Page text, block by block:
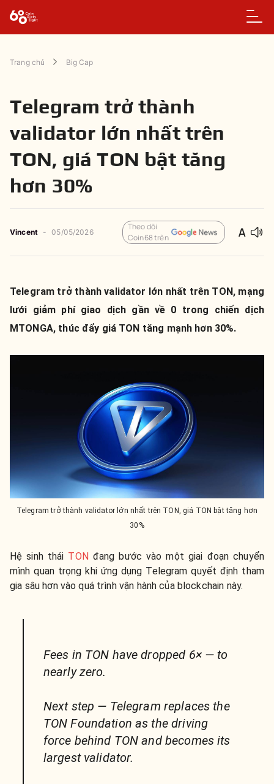
Trang chủ Big Cap
Telegram trở thành
validator lớn nhất trên
TON, giá TON bật tăng
hơn 30%
Vincent - 05/05/2026
Theo dõi
Coin68 trên
Telegram trở thành validator lớn nhất trên TON, mạng
lưới giảm phí giao dịch gần về 0 trong chiến dịch
MTONGA, thúc đẩy giá TON tăng mạnh hơn 30%.
Telegram trở thành validator lớn nhất trên TON, giá TON bật tăng hơn
30%
Hệ sinh thái TONđang bước vào một giai đoạn chuyển
mình quan trọng khi ứng dụng Telegram quyết định tham
gia sâu hơn vào quá trình vận hành của blockchain này.
Fees in TON have dropped 6× — to
nearly zero.
Next step — Telegram replaces the
TON Foundation as the driving
force behind TON and becomes its
largest validator.